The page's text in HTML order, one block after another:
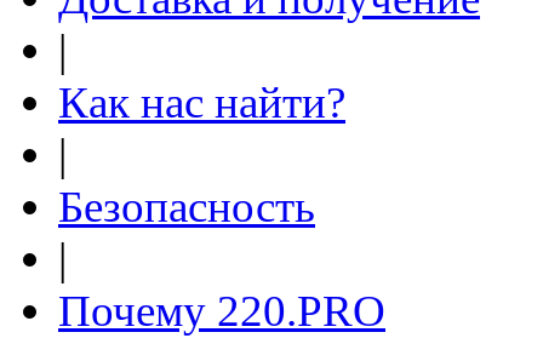
|
Как нас найти?
|
Безопасность
|
Почему 220.PRO